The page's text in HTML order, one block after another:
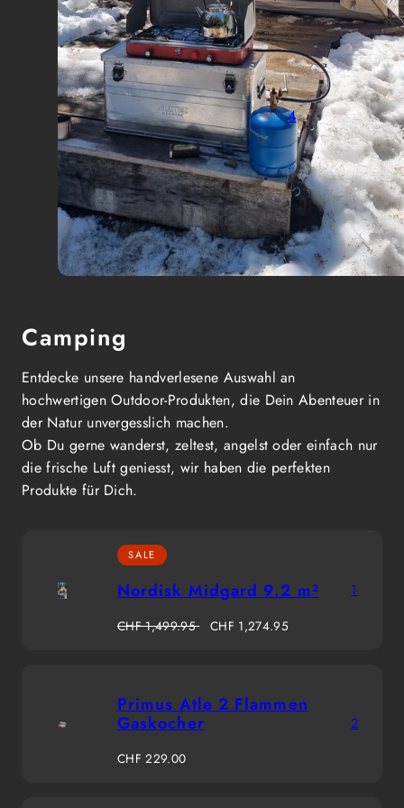
4
Camping
Entdecke unsere handverlesene Auswahl an
hochwertigen Outdoor-Produkten, die Dein Abenteuer in
der Natur unvergesslich machen.
Ob Du gerne wanderst, zeltest, angelst oder einfach nur
die frische Luft geniesst, wir haben die perfekten
Produkte für Dich.
SALE
Nordisk Midgard 9.2 m²
Regulärer
CHF 1,499.95 Verkaufspreis
CHF 1,274.95
1
Primus Atle 2 Flammen
Gaskocher
Regulärer
CHF 229.00
2